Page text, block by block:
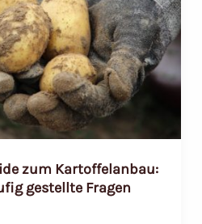
zum Kartoffelanbau:
gestellte Fragen